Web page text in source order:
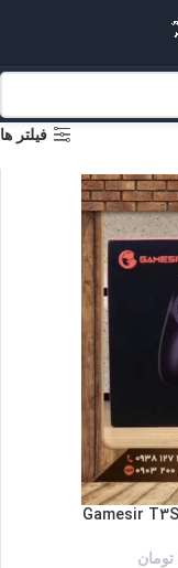
فیلتر ها
تومان